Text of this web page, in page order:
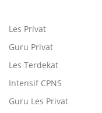
Les Privat
Guru Privat
Les Terdekat
Intensif CPNS
Guru Les Privat